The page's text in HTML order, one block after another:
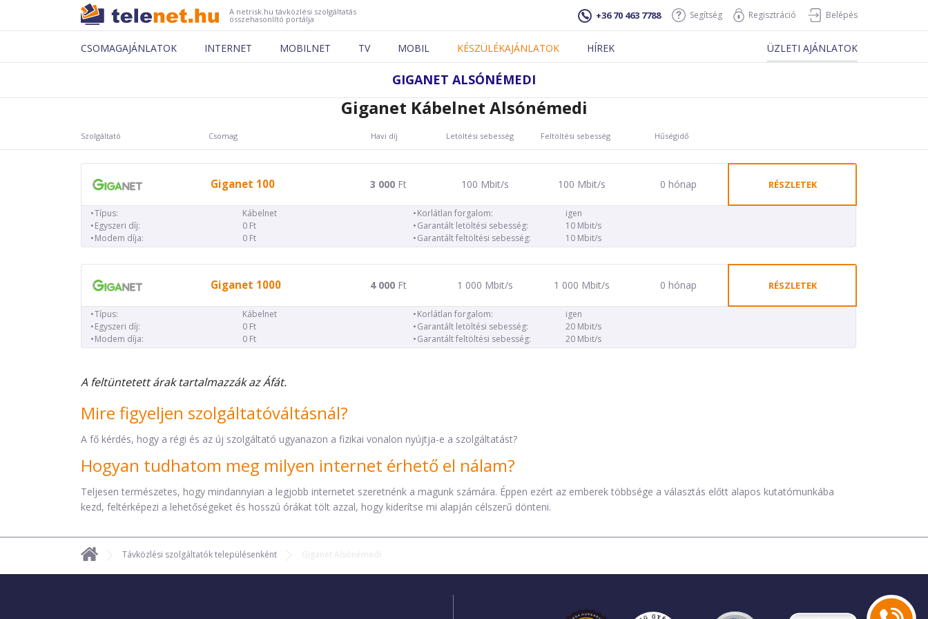
A netrisk.hu távközlési szolgáltatás
összehasonlító portálja +36 70 463 7788 Segítség Regisztráció Belépés
CSOMAGAJÁNLATOK INTERNET MOBILNET TV MOBIL KÉSZÜLÉKAJÁNLATOK HÍREK ÜZLETI AJÁNLATOK
GIGANET ALSÓNÉMEDI
Giganet Kábelnet Alsónémedi
Szolgáltató Csomag Havi díj Letöltési sebesség Feltöltési sebesség Hűségidő
Giganet 100 3 000Ft 100 Mbit/s 100 Mbit/s 0 hónap RÉSZLETEK
Típus:
Kábelnet
Egyszeri díj:
0 Ft
Modem díja:
0 Ft
Korlátlan forgalom:
igen
Garantált letöltési sebesség:
10 Mbit/s
Garantált feltöltési sebesség:
10 Mbit/s
Giganet 1000 4 000Ft 1 000 Mbit/s 1 000 Mbit/s 0 hónap RÉSZLETEK
Típus:
Kábelnet
Egyszeri díj:
0 Ft
Modem díja:
0 Ft
Korlátlan forgalom:
igen
Garantált letöltési sebesség:
20 Mbit/s
Garantált feltöltési sebesség:
20 Mbit/s
A feltüntetett árak tartalmazzák az Áfát.
Mire figyeljen szolgáltatóváltásnál?
A fő kérdés, hogy a régi és az új szolgáltató ugyanazon a fizikai vonalon nyújtja-e a szolgáltatást?
Hogyan tudhatom meg milyen internet érhető el nálam?
Teljesen természetes, hogy mindannyian a legjobb internetet szeretnénk a magunk számára. Éppen ezért az emberek többsége a választás előtt alapos kutatómunkába
kezd, feltérképezi a lehetőségeket és hosszú órákat tölt azzal, hogy kiderítse mi alapján célszerű dönteni.
Távközlési szolgáltatók településenként Giganet Alsónémedi